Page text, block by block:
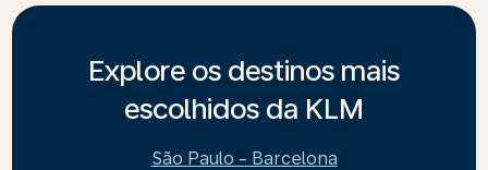
Explore os destinos mais
escolhidos da KLM
São Paulo - Barcelona